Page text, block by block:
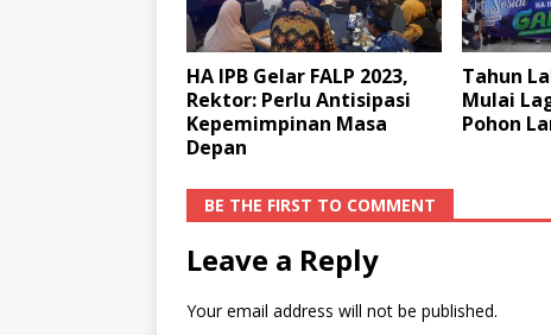
HA IPB Gelar FALP 2023,
Rektor: Perlu Antisipasi
Kepemimpinan Masa
Depan
Tahun
Mulai
Pohon
BE THE FIRST TO COMMENT
Leave a Reply
Your email address will not be published.